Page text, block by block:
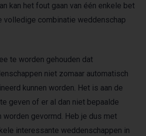
kan het fout gaan van één enkele bet
volledige combinatie weddenschap
te worden gehouden dat
niet zomaar automatisch
kunnen worden. Het is aan de
geven of er al dan niet bepaalde
worden gevormd. Heb je dus met
interessante weddenschappen in